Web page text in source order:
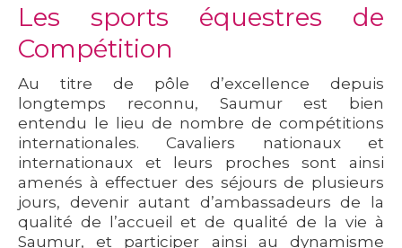
Les sports équestres de
Compétition
Au titre de pôle d’excellence depuis
longtemps reconnu, Saumur est bien
entendu le lieu de nombre de compétitions
internationales. Cavaliers nationaux et
internationaux et leurs proches sont ainsi
amenés à effectuer des séjours de plusieurs
jours, devenir autant d’ambassadeurs de la
qualité de l’accueil et de qualité de la vie à
Saumur, et participer ainsi au dynamisme